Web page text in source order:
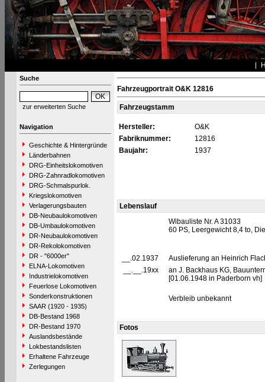
Suche
zur erweiterten Suche
Navigation
Geschichte & Hintergründe
Länderbahnen
DRG-Einheitslokomotiven
DRG-Zahnradlokomotiven
DRG-Schmalspurlok.
Kriegslokomotiven
Verlagerungsbauten
DB-Neubaulokomotiven
DB-Umbaulokomotiven
DR-Neubaulokomotiven
DR-Rekolokomotiven
DR - "6000er"
ELNA-Lokomotiven
Industrielokomotiven
Feuerlose Lokomotiven
Sonderkonstruktionen
SAAR (1920 - 1935)
DB-Bestand 1968
DR-Bestand 1970
Auslandsbestände
Lokbestandslisten
Erhaltene Fahrzeuge
Zerlegungen
Fahrzeugportrait O&K 12816
Fahrzeugstamm
Hersteller:
O&K
Fabriknummer:
12816
Baujahr:
1937
Lebenslauf
Wibauliste Nr. A 31033
60 PS, Leergewicht 8,4 to,
__.02.1937
Auslieferung an Heinrich
__.__.19xx
an J. Backhaus KG,
[01.06.1948 in Paderborn vh]
Verbleib unbekannt
Fotos